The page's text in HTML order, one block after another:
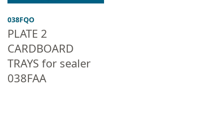
038FQO
PLATE 2
CARDBOARD
TRAYS for sealer
038FAA